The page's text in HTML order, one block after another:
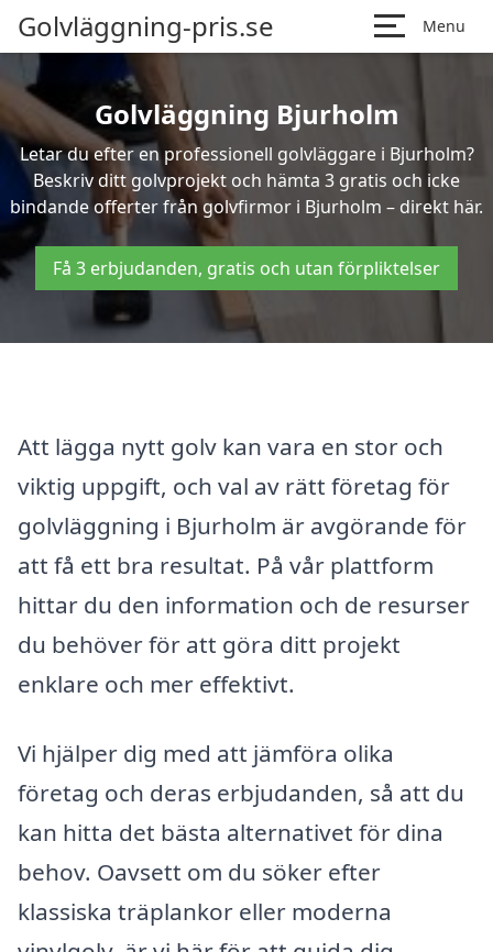
Golvläggning-pris.se Menu
Golvläggning Bjurholm
Letar du efter en professionell golvläggare i Bjurholm?
Beskriv ditt golvprojekt och hämta 3 gratis och icke
bindande offerter från golvfirmor i Bjurholm – direkt här.
Få 3 erbjudanden, gratis och utan förpliktelser
Att lägga nytt golv kan vara en stor och
viktig uppgift, och val av rätt företag för
golvläggning i Bjurholm är avgörande för
att få ett bra resultat. På vår plattform
hittar du den information och de resurser
du behöver för att göra ditt projekt
enklare och mer effektivt.
Vi hjälper dig med att jämföra olika
företag och deras erbjudanden, så att du
kan hitta det bästa alternativet för dina
behov. Oavsett om du söker efter
klassiska träplankor eller moderna